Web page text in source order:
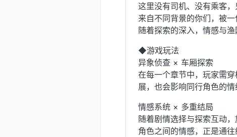
这里没有司机、没有乘客，
来自不同背景的你们，被
随着探索的深入，情感与
◆游戏玩法
异象侦查 × 车厢探索
在每一个章节中，玩家需
展，也会影响同行角色的情
情感系统 × 多重结局
随着剧情选择与探索互动
角色之间的情感，正是通往